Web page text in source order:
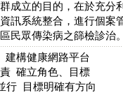
成立的目的，在於充分
訊系統整合，進行個案
民眾傳染病之篩檢診
建構健康網路平台
確立角色、目標
行 目標明確有方向